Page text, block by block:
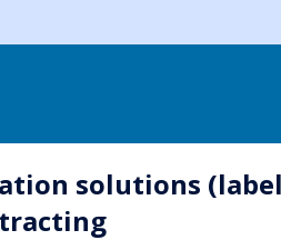
solutions